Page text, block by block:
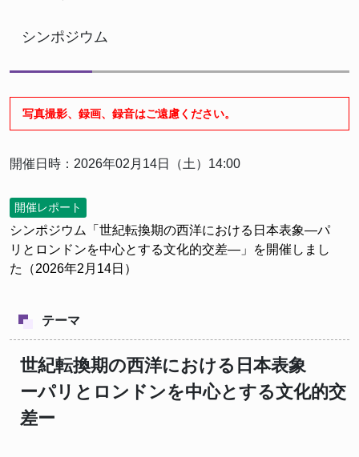
シンポジウム
写真撮影、録画、録音はご遠慮ください。
開催日時：2026年02月14日（土）14:00
開催レポート
シンポジウム「世紀転換期の西洋における日本表象―パ
リとロンドンを中心とする文化的交差―」を開催しまし
た（2026年2月14日）
テーマ
世紀転換期の西洋における日本表象
ーパリとロンドンを中心とする文化的交
差ー